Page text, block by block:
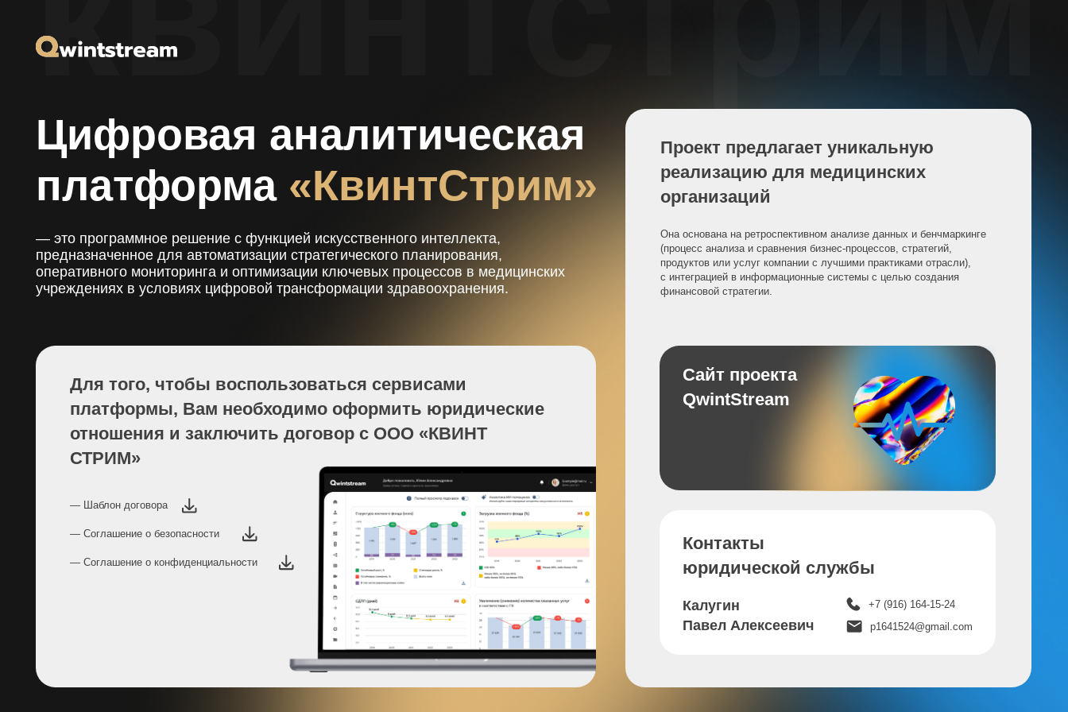
QwintStream
Проект предлагает уникальную
реализацию для медицинских
организаций
Она основана на ретроспективном анализе данных и бенчмаркинге
продуктов или услуг компании с лучшими практиками отрасли),
с интеграцией в информационные системы с целью создания
финансовой стратегии.
Контакты
p1641524@gmail.com
Для того, чтобы воспользоваться сервисами
отношения и заключить договор с ООО «КВИНТ
СТРИМ»
— Шаблон договора
— Соглашение о конфиденциальности
Цифровая аналитическая
платформа «КвинтСтрим»
— это программное решение с функцией искусственного интеллекта,
оперативного мониторинга и оптимизации ключевых процессов в медицинских
учреждениях в условиях цифровой трансформации здравоохранения.